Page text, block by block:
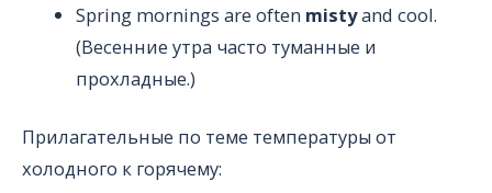
Spring mornings are often mistyand cool.
(Весенние утра часто туманные и
прохладные.)
Прилагательные по теме температуры от
холодного к горячему: